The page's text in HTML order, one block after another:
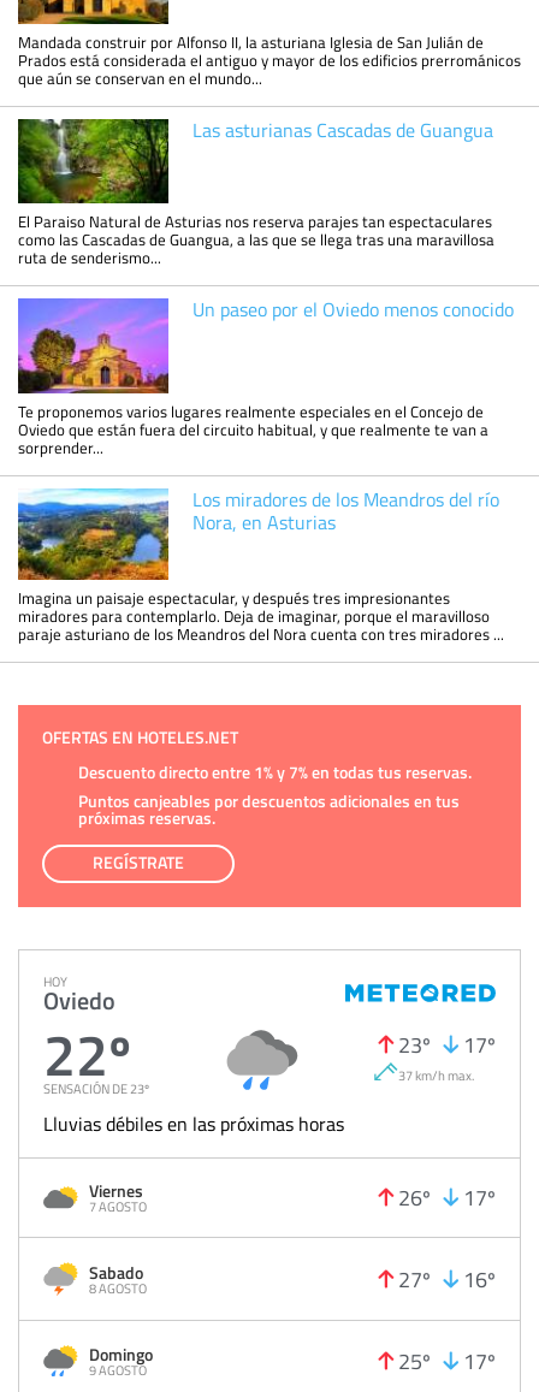
Mandada construir por Alfonso II, la asturiana Iglesia de San Julián de
Prados está considerada el antiguo y mayor de los edificios prerrománicos
que aún se conservan en el mundo...
Las asturianas Cascadas de Guangua
El Paraiso Natural de Asturias nos reserva parajes tan espectaculares
como las Cascadas de Guangua, a las que se llega tras una maravillosa
ruta de senderismo...
Un paseo por el Oviedo menos conocido
Te proponemos varios lugares realmente especiales en el Concejo de
Oviedo que están fuera del circuito habitual, y que realmente te van a
sorprender...
Los miradores de los Meandros del río
Nora, en Asturias
Imagina un paisaje espectacular, y después tres impresionantes
miradores para contemplarlo. Deja de imaginar, porque el maravilloso
paraje asturiano de los Meandros del Nora cuenta con tres miradores ...
OFERTAS EN HOTELES.NET
Descuento directo entre 1% y 7% en todas tus reservas.
Puntos canjeables por descuentos adicionales en tus
próximas reservas.
REGÍSTRATE
HOY
Oviedo
22º
SENSACIÓN DE 23º
23º 17º
37 km/h max.
Lluvias débiles en las próximas horas
Viernes
7 AGOSTO 26º 17º
Sabado
8 AGOSTO 27º 16º
Domingo
9 AGOSTO 25º 17º